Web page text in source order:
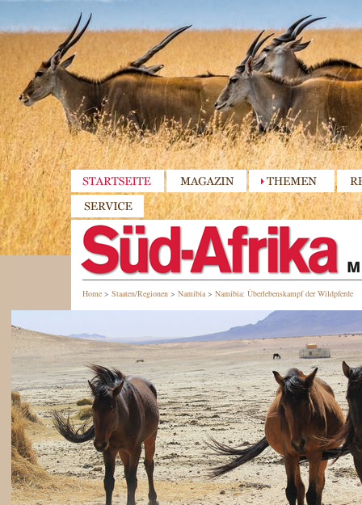
Home > Staaten/Regionen > Namibia> Namibia: Überlebenskampf der Wildpferde